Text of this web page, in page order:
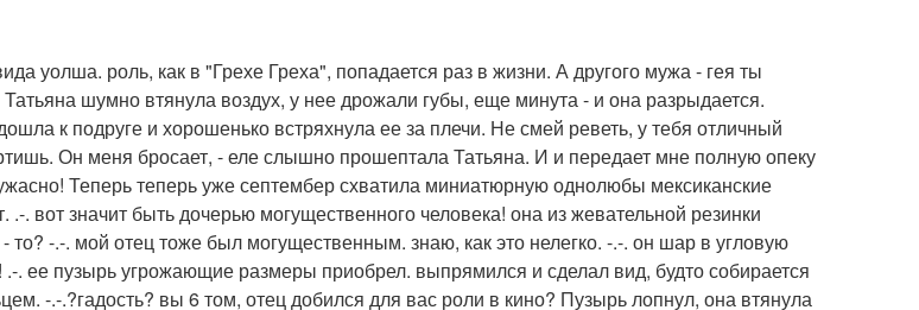
уолша. роль, как в "Грехе Греха", попадается раз в жизни. А другого мужа - гея ты
шумно втянула воздух, у нее дрожали губы, еще минута - и она разрыдается.
к подруге и хорошенько встряхнула ее за плечи. Не смей реветь, у тебя отличный
Он меня бросает, - еле слышно прошептала Татьяна. И и передает мне полную опеку
Теперь теперь уже септембер схватила миниатюрную однолюбы мексиканские
.-. вот значит быть дочерью могущественного человека! она из жевательной резинки
то? -.-. мой отец тоже был могущественным. знаю, как это нелегко. -.-. он шар в угловую
.-. ее пузырь угрожающие размеры приобрел. выпрямился и сделал вид, будто собирается
-.-.?гадость? вы 6 том, отец добился для вас роли в кино? Пузырь лопнул, она втянула